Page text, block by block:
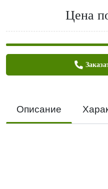
Цена
Описание